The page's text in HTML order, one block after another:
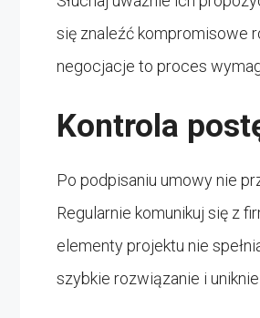
się znaleźć kompromisowe
negocjacje to proces
Kontrola
Po podpisaniu umowy nie
Regularnie komunikuj się z
elementy projektu nie
szybkie rozwiązanie i